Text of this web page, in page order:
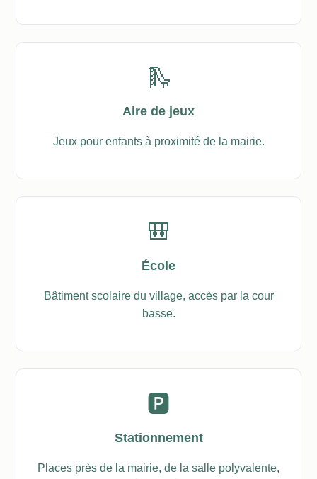
🛝
Aire de jeux
Jeux pour enfants à proximité de la mairie.
🎒
École
Bâtiment scolaire du village, accès par la cour
basse.
🅿️
Stationnement
Places près de la mairie, de la salle polyvalente,